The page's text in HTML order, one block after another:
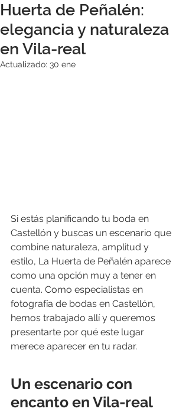
Huerta de Peñalén:
elegancia y naturaleza
en Vila-real
Actualizado: 30 ene
Si estás planificando tu boda en
Castellón y buscas un escenario que
combine naturaleza, amplitud y
estilo, La Huerta de Peñalén aparece
como una opción muy a tener en
cuenta. Como especialistas en
fotografía de bodas en Castellón,
hemos trabajado allí y queremos
presentarte por qué este lugar
merece aparecer en tu radar.
Un escenario con
encanto en Vila-real